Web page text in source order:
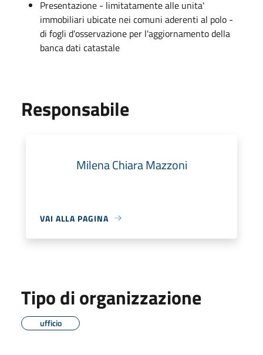
Presentazione - limitatamente alle unita'
immobiliari ubicate nei comuni aderenti al polo -
di fogli d'osservazione per l'aggiornamento della
banca dati catastale
Responsabile
Milena Chiara Mazzoni
VAI ALLA PAGINA
Tipo di organizzazione
ufficio